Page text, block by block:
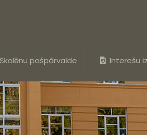
Skolēnu pašpārvalde Interešu